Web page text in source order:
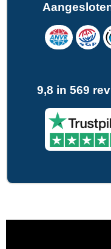
9,8 in 569